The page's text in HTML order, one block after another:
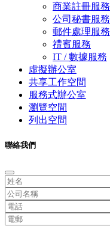
商業註冊服務
公司秘書服務
郵件處理服務
禮賓服務
IT / 數據服務
虛擬辦公室
共享工作空間
服務式辦公室
瀏覽空間
列出空間
聯絡我們